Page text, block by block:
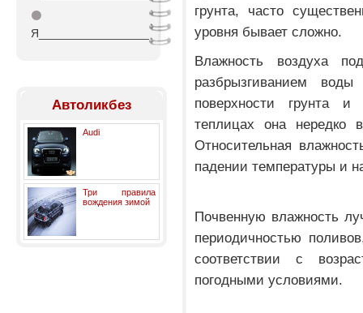
⚫
Я_________________
Автоликбез
Audi
Три правила
вождения зимой
грунта, часто
уровня бывает сложно.
Влажность воздуха
разбрызгиванием
поверхности грунта
теплицах она нередко
Относительная
падении температуры и
Почвенную влажность
периодичностью
соответствии с
погодными условиями.